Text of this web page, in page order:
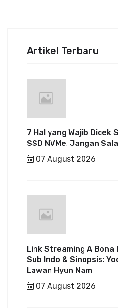
Artikel Terbaru
7 Hal yang Wajib Dicek
SSD NVMe, Jangan
07 August 2026
Link Streaming A Bona
Sub Indo & Sinopsis:
Lawan Hyun Nam
07 August 2026